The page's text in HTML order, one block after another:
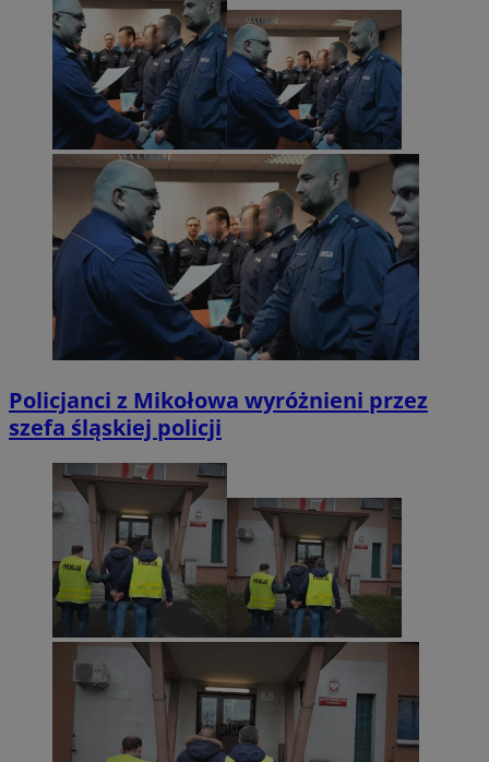
Policjanci z Mikołowa wyróżnieni przez
szefa śląskiej policji